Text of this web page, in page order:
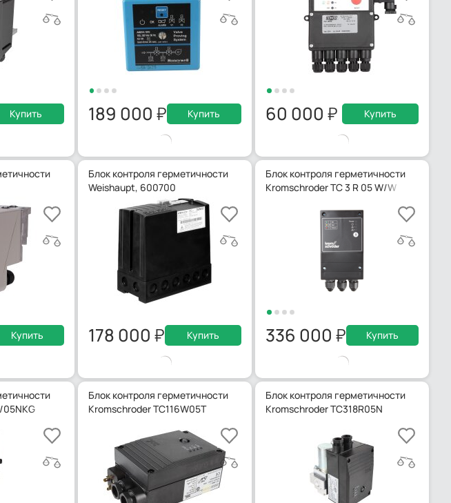
Купить 189 000 Купить 60 000 Купить
Купить
Блок контроля герметичности
Weishaupt, 600700
178 000 Купить
Блок контроля герметичности
Kromschroder TC 3 R 05 W/W
336 000 Купить
05NKG
Блок контроля герметичности
Kromschroder TC116W05T
Блок контроля герметичности
Kromschroder TC318R05N